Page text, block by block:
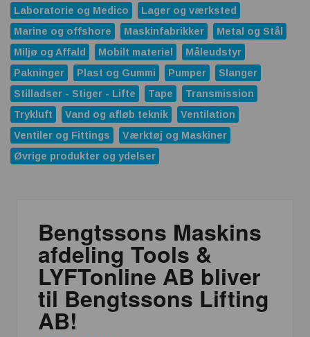
Laboratorie og Medico
Lager og værksted
Marine og offshore
Maskinfabrikker
Metal og Stål
Miljø og Affald
Mobilt materiel
Måleudstyr
Pakninger
Plast og Gummi Pumper
Slanger
Stilladser - Stiger - Lifte
Tape
Transmission
Trykluft
Vand og afløb teknik
Ventilation
Ventiler og Fittings
Værktøj og Maskiner
Øvrige produkter og ydelser
Bengtssons Maskins
afdeling Tools &
LYFTonline AB bliver
til Bengtssons Lifting
AB!